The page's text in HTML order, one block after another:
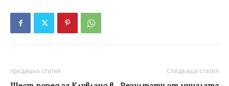
предишна статия Следваща статия